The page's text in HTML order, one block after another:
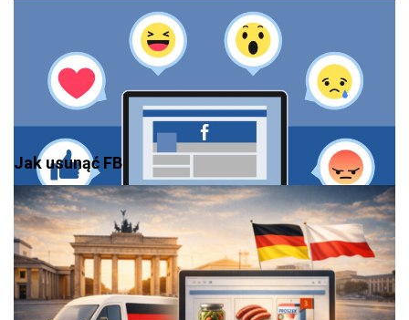
Jak usunąć FB